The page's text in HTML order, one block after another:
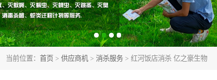
当前位置： 首页 > 供应商机 > 消杀服务 > 红河饭店消杀 亿之豪生物
除虫服务 除蟑螂服务
白蚁防治服务 消杀服务
昆明灭老鼠 昆明灭蟑螂